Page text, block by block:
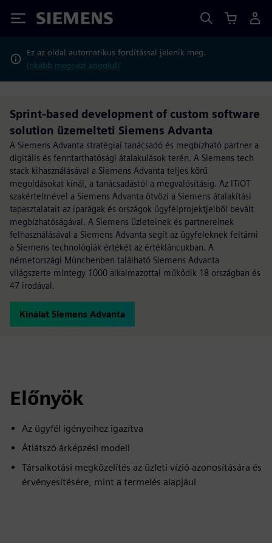
Siemens
Ez az oldal automatikus fordítással jelenik meg.
Inkább megnézi angolul?
Sprint-based development of custom software
solution üzemelteti Siemens Advanta
A Siemens Advanta stratégiai tanácsadó és megbízható partner a
digitális és fenntarthatósági átalakulások terén. A Siemens tech
stack kihasználásával a Siemens Advanta teljes körű
megoldásokat kínál, a tanácsadástól a megvalósításig. Az IT/OT
szakértelmével a Siemens Advanta ötvözi a Siemens átalakítási
tapasztalatait az iparágak és országok ügyfélprojektjeiből bevált
megbízhatóságával. A Siemens üzleteinek és partnereinek
felhasználásával a Siemens Advanta segít az ügyfeleknek feltárni
a Siemens technológiák értékét az értékláncukban. A
németországi Münchenben található Siemens Advanta
világszerte mintegy 1000 alkalmazottal működik 18 országban és
47 irodával.
Kínálat Siemens Advanta
Előnyök
Az ügyfél igényeihez igazítva
Átlátszó árképzési modell
Társalkotási megközelítés az üzleti vízió azonosítására és
érvényesítésére, mint a termelés alapjául